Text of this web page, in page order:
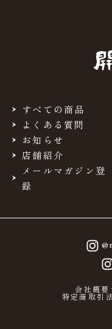
すべての商品
よくある質問
お知らせ
店舗紹介
メールマガジン登
録
会社概要
特定商取引